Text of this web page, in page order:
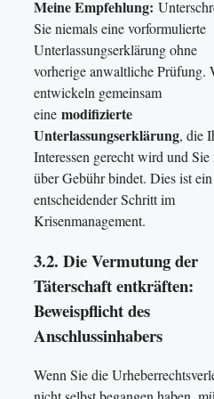
Meine Empfehlung:
Sie niemals eine vorformulierte
Unterlassungserklärung ohne
vorherige anwaltliche Prüfung.
entwickeln gemeinsam
eine modifizierte
Unterlassungserklärung, die
Interessen gerecht wird und
über Gebühr bindet. Dies ist ein
entscheidender Schritt im
Krisenmanagement.
3.2. Die Vermutung der
Täterschaft entkräften:
Beweispflicht des
Anschlussinhabers
Wenn Sie die